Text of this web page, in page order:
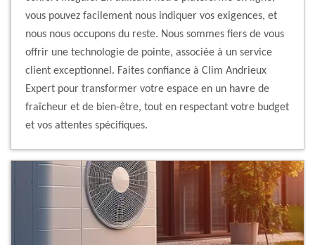
vous pouvez facilement nous indiquer vos exigences, et
nous nous occupons du reste. Nous sommes fiers de vous
offrir une technologie de pointe, associée à un service
client exceptionnel. Faites confiance à Clim Andrieux
Expert pour transformer votre espace en un havre de
fraîcheur et de bien-être, tout en respectant votre budget
et vos attentes spécifiques.